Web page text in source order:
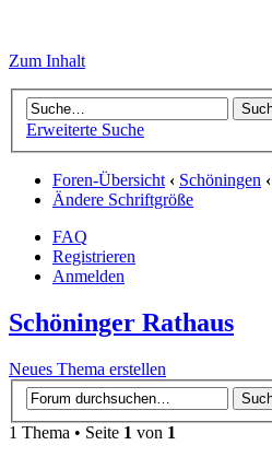
Zum Inhalt
Erweiterte Suche
Foren-Übersicht ‹ Schöningen ‹
Ändere Schriftgröße
FAQ
Registrieren
Anmelden
Schöninger Rathaus
Neues Thema erstellen
1 Thema • Seite 1 von 1